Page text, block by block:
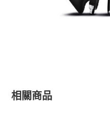
相關商品